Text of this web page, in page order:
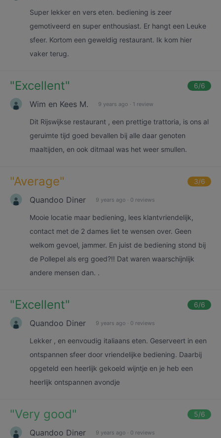
Super lekker en vers eten. bediening is zeer
gemotiveerd en super enthousiast. Er hangt een Leuke
sfeer. Kortom een geweldig restaurant. Ik kom hier
vaker terug.
"Excellent" 6/6
Wim en Kees M. 9 years ago · 1 review
Dit Rijswijkse restaurant , een prettige trattoria, is ons al
geruimte tijd goed bevallen bij alle daar genoten
maaltijden, en ook ditmaal was het weer smullen.
"Average" 3/6
Quandoo Diner 9 years ago · 0 reviews
Mooie locatie maar bediening, lees klantvriendelijk,
contact met de 2 dames liet te wensen over. Geen
welkom gevoel, jammer. En juist de bediening stond bij
de Pollepel als erg goed?!! Dat waren waarschijnlijk
andere mensen dan. .
"Excellent" 6/6
Quandoo Diner 9 years ago · 0 reviews
Lekker , en eenvoudig italiaans eten. Geserveert in een
ontspannen sfeer door vriendelijke bediening. Daarbij
opgeteld een heerlijk gekoeld wijntje en je heb een
heerlijk ontspannen avondje
"Very good" 5/6
Quandoo Diner 9 years ago · 0 reviews